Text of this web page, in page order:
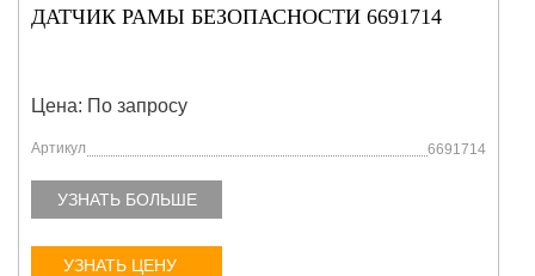
ДАТЧИК РАМЫ БЕЗОПАСНОСТИ 6691714
Цена: По запросу
Артикул 6691714
УЗНАТЬ БОЛЬШЕ
УЗНАТЬ ЦЕНУ